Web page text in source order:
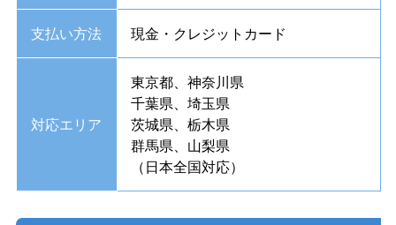
支払い方法 現金・クレジットカード
対応エリア
東京都、神奈川県
千葉県、埼玉県
茨城県、栃木県
群馬県、山梨県
（日本全国対応）